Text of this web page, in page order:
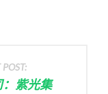
POST:
紫光集